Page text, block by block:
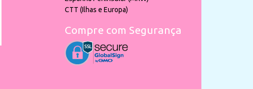
CTT (Ilhas e Europa)
Compre com Segurança